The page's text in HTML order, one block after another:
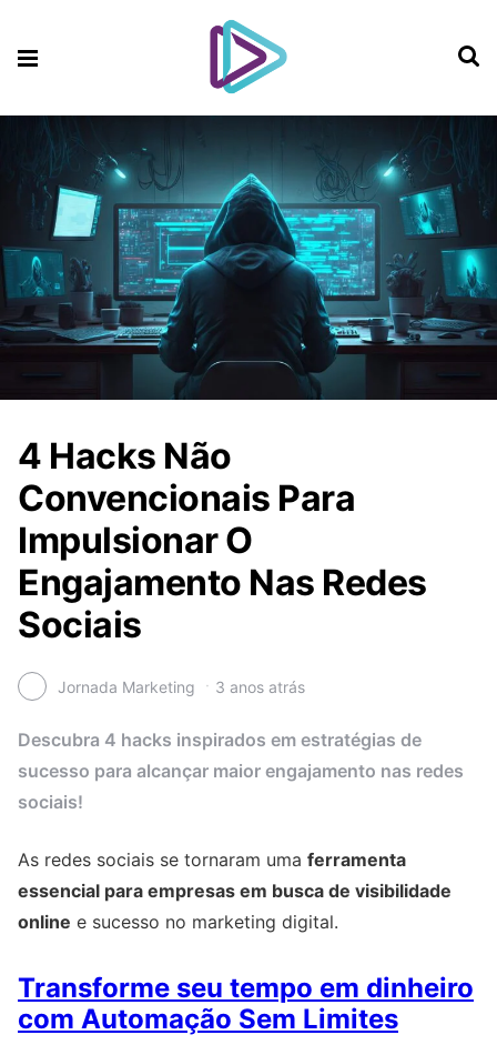
4 Hacks Não
Convencionais Para
Impulsionar O
Engajamento Nas Redes
Sociais
Jornada Marketing 3 anos atrás
Descubra 4 hacks inspirados em estratégias de
sucesso para alcançar maior engajamento nas redes
sociais!
As redes sociais se tornaram uma ferramenta
essencial para empresas em busca de visibilidade
online e sucesso no marketing digital.
Transforme seu tempo em dinheiro
com Automação Sem Limites